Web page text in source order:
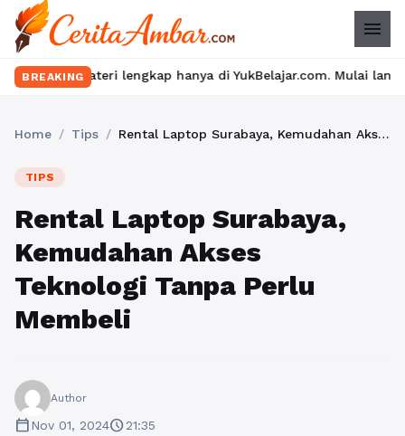
menu
BREAKING
lengkap hanya di YukBelajar.com. Mulai langkah
Home / Tips / Rental Laptop Surabaya, Kemudahan Akses Teknologi Tanpa Perlu Membeli
TIPS
Rental Laptop Surabaya,
Kemudahan Akses
Teknologi Tanpa Perlu
Membeli
Author
calendar_todayNov 01, 2024schedule21:35